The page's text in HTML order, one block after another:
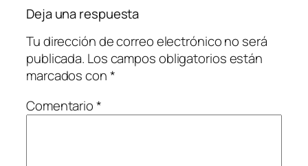
Deja una respuesta
Tu dirección de correo electrónico no será
publicada. Los campos obligatorios están
marcados con*
Comentario*